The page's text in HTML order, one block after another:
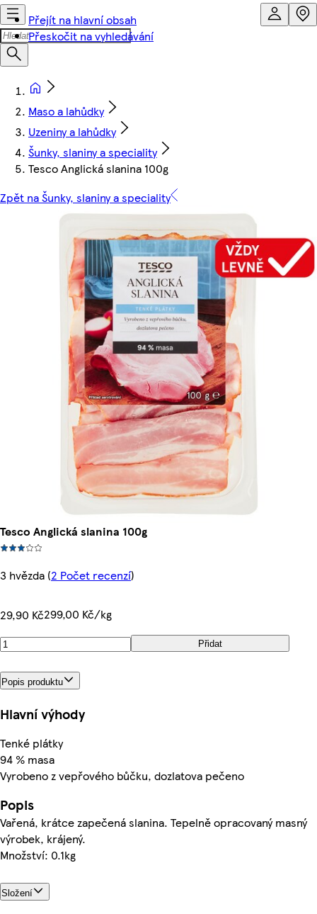
Přejít na hlavní obsah
Přeskočit na vyhledávání
Maso a lahůdky
Uzeniny a lahůdky
Šunky, slaniny a speciality
Tesco Anglická slanina 100g
Zpět na Šunky, slaniny a speciality
Tesco Anglická slanina 100g
3 hvězda (2 Počet recenzí)
29,90 Kč299,00 Kč/kg
Přidat
Popis produktu
Hlavní výhody
Tenké plátky
94 % masa
Vyrobeno z vepřového bůčku, dozlatova pečeno
Popis
Vařená, krátce zapečená slanina. Tepelně opracovaný masný
výrobek, krájený.
Množství: 0.1kg
Složení